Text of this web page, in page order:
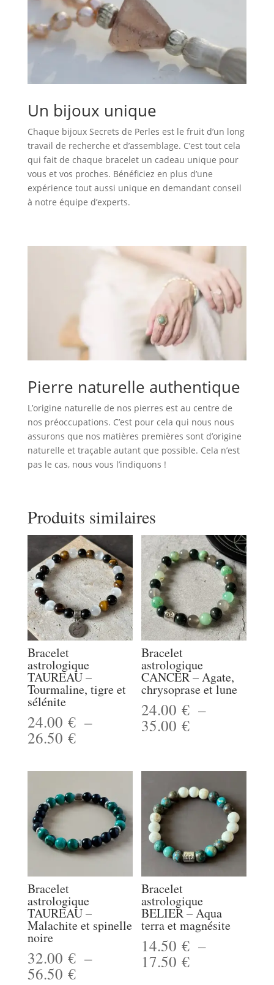
Un bijoux unique
Chaque bijoux Secrets de Perles est le fruit d’un long
travail de recherche et d’assemblage. C’est tout cela
qui fait de chaque bracelet un cadeau unique pour
vous et vos proches. Bénéficiez en plus d’une
expérience tout aussi unique en demandant conseil
à notre équipe d’experts.
Pierre naturelle authentique
L’origine naturelle de nos pierres est au centre de
nos préoccupations. C’est pour cela qui nous nous
assurons que nos matières premières sont d’origine
naturelle et traçable autant que possible. Cela n’est
pas le cas, nous vous l’indiquons !
Produits similaires
Bracelet
astrologique
TAUREAU –
Tourmaline, tigre et
sélénite
24.00 € –
26.50 €Plage
prix :
à
26.50 €
Bracelet
astrologique
CANCER – Agate,
chrysoprase et lune
24.00€ –
35.00€Plage
24.00 €
à
35.00 €
Bracelet
astrologique
TAUREAU –
Malachite et spinelle
noire
32.00 € –
56.50 €Plage
Bracelet
astrologique
BELIER – Aqua
terra et magnésite
14.50€ –
17.50€Plage